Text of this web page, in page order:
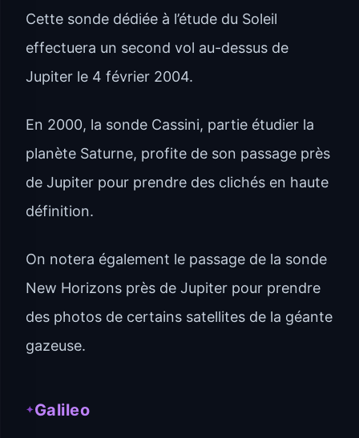
Cette sonde dédiée à l’étude du Soleil
effectuera un second vol au-dessus de
Jupiter le 4 février 2004.
En 2000, la sonde Cassini, partie étudier la
planète Saturne, profite de son passage près
de Jupiter pour prendre des clichés en haute
définition.
On notera également le passage de la sonde
New Horizons près de Jupiter pour prendre
des photos de certains satellites de la géante
gazeuse.
Galileo